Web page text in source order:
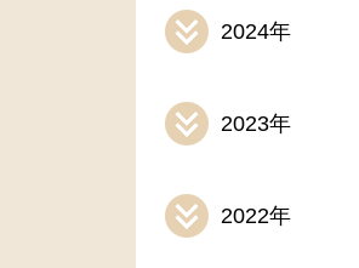
2024年
2023年
2022年